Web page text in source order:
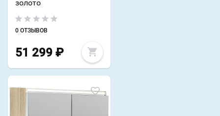
золото
0 ОТЗЫВОВ
51 299 ₽